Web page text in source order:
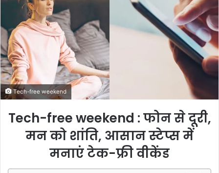
n
e
m
a
i
l
Tech-free weekend
Tech-free weekend : फोन से दूरी,
मन को शांति, आसान स्टेप्स में
मनाएं टेक-फ्री वीकेंड